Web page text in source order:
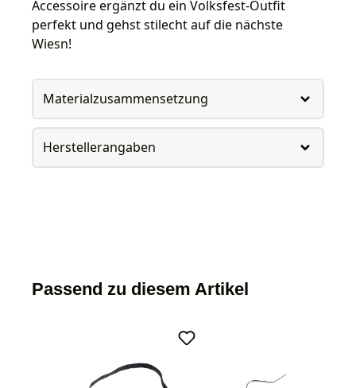
Accessoire ergänzt du ein Volksfest-Outfit
perfekt und gehst stilecht auf die nächste
Wiesn!
Materialzusammensetzung
Herstellerangaben
Passend zu diesem Artikel